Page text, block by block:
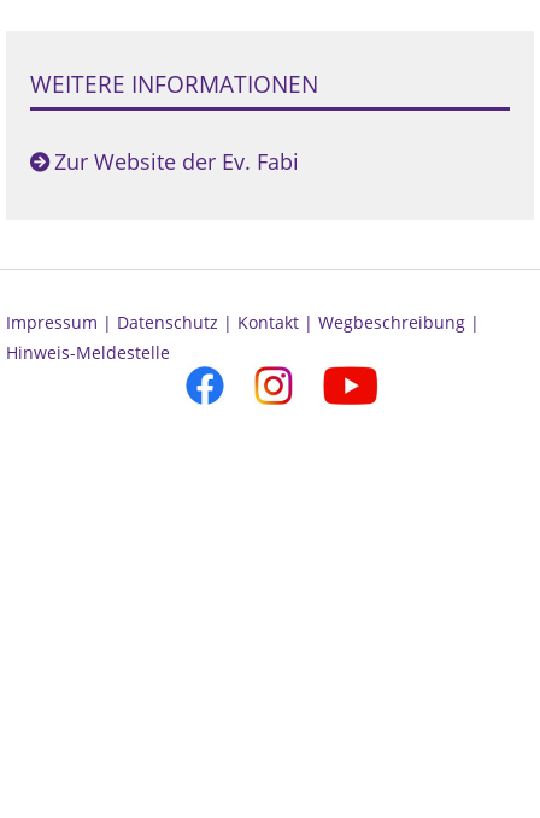
WEITERE INFORMATIONEN
Zur Website der Ev. Fabi
Impressum | Datenschutz | Kontakt | Wegbeschreibung |
Hinweis-Meldestelle